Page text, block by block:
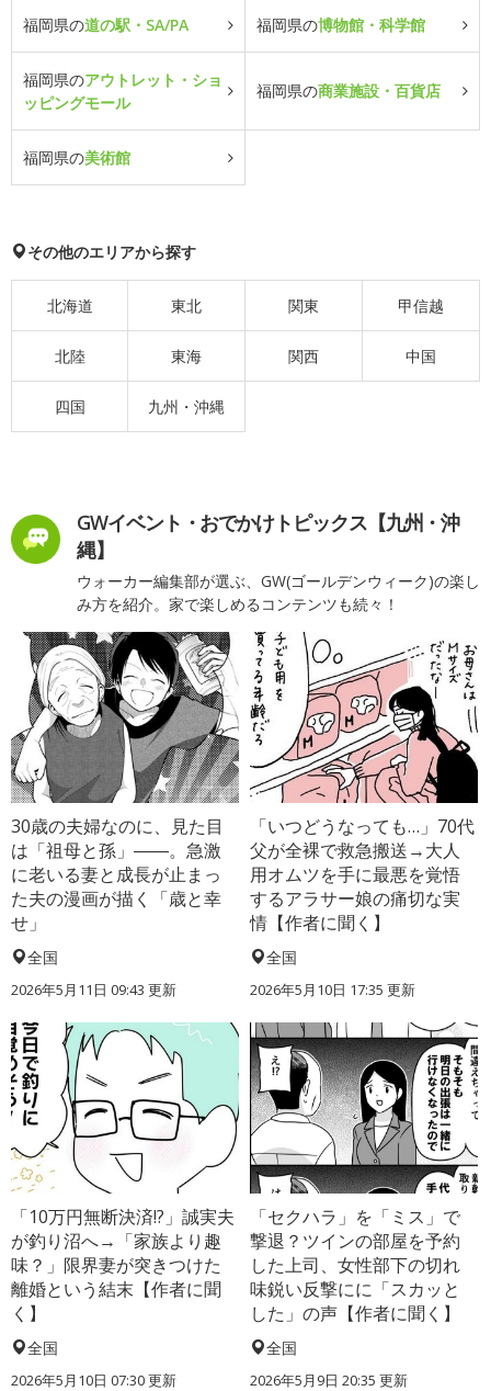
福岡県の道の駅・SA/PA 福岡県の博物館・科学館
福岡県のアウトレット・ショ
ッピングモール
福岡県の商業施設・百貨店
福岡県の美術館
その他のエリアから探す
北海道 東北 関東 甲信越
北陸 東海 関西 中国
四国 九州・沖縄
GWイベント・おでかけトピックス【九州・沖
縄】
ウォーカー編集部が選ぶ、GW(ゴールデンウィーク)の楽し
み方を紹介。家で楽しめるコンテンツも続々！
30歳の夫婦なのに、見た目
は「祖母と孫」――。急激
に老いる妻と成長が止まっ
た夫の漫画が描く「歳と幸
せ」
全国
2026年5月11日 09:43 更新
「いつどうなっても…」70代
父が全裸で救急搬送→大人
用オムツを手に最悪を覚悟
するアラサー娘の痛切な実
情【作者に聞く】
全国
2026年5月10日 17:35 更新
「10万円無断決済!?」誠実夫
が釣り沼へ→「家族より趣
味？」限界妻が突きつけた
離婚という結末【作者に聞
く】
全国
2026年5月10日 07:30 更新
「セクハラ」を「ミス」で
撃退？ツインの部屋を予約
した上司、女性部下の切れ
味鋭い反撃にに「スカッと
した」の声【作者に聞く】
全国
2026年5月9日 20:35 更新